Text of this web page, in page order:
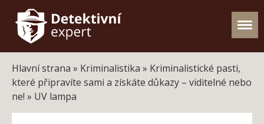
Hlavní strana » Kriminalistika » Kriminalistické pasti,
které připravíte sami a získáte důkazy – viditelné nebo
ne! » UV lampa